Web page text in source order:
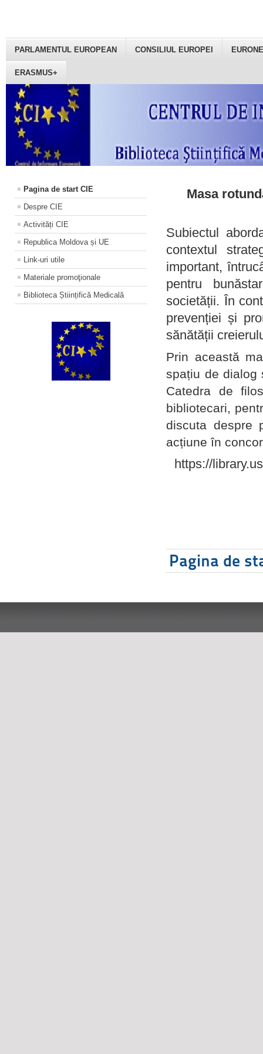
PARLAMENTUL EUROPEAN CONSILIUL EUROPEI
ERASMUS+
Pagina de start CIE
Despre CIE
Activități CIE
Republica Moldova și UE
Link-uri utile
Materiale promoţionale
Biblioteca Științifică Medicală
Masa
Subiectul
contextul
important,
pentru
societății. În
prevenției și
sănătății
Prin această
spațiu de dialog
Catedra de
bibliotecari,
discuta despre
acțiune în
https://
Pagina de